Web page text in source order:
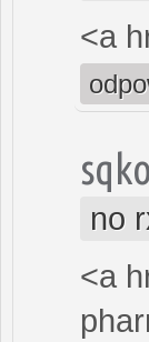
<a
no
<a